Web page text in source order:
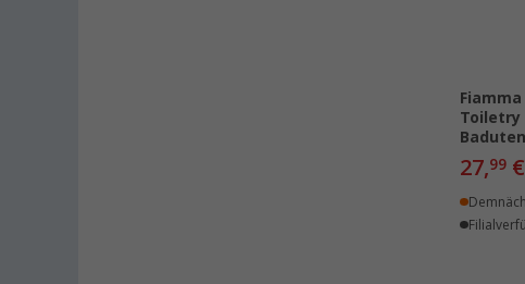
Toiletry
27,99 €